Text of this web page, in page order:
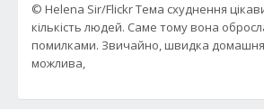
© Helena Sir/Flickr Тема схуднення
кількість людей. Саме тому вона
помилками. Звичайно, швидка домашня
можлива,